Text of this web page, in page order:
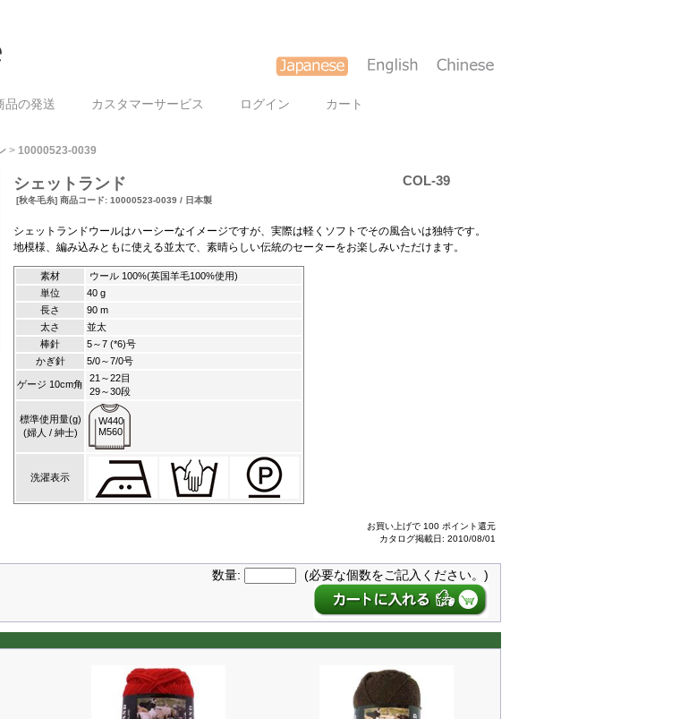
品の発送 カスタマーサービス ログイン カート
> 10000523-0039
シェットランド
[秋冬毛糸] 商品コード: 10000523-0039 / 日本製
COL-39
シェットランドウールはハーシーなイメージですが、実際は軽くソフトでその風合いは独特です。
地模様、編み込みともに使える並太で、素晴らしい伝統のセーターをお楽しみいただけます。
素材
ウール 100%(英国羊毛100%使用)
単位
40 g
長さ
90 m
太さ
並太
棒針
5～7 (*6)号
かぎ針
5/0～7/0号
ゲージ 10cm角
21～22目
29～30段
標準使用量(g)
(婦人 / 紳士)
W440
M560
洗濯表示
お買い上げで 100 ポイント還元
カタログ掲載日: 2010/08/01
数量: (必要な個数をご記入ください。)